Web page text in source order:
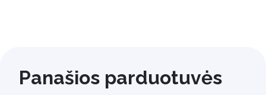
Panašios parduotuvės